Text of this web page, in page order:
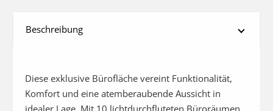
Beschreibung
Diese exklusive Bürofläche vereint Funktionalität,
Komfort und eine atemberaubende Aussicht in